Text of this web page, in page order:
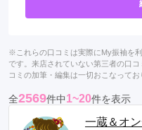
※これらの口コミは実際にMy振袖を
です。来店されていない第三者の口
コミの加筆・編集は一切おこなってお
全2569件中1~20件を表示
一蔵＆オ